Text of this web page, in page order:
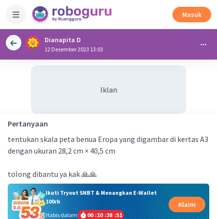
Masuk
Dianapita D
12 Desember 2023 13:03
Iklan
Pertanyaan
tentukan skala peta benua Eropa yang digambar di kertas A3
dengan ukuran 28,2 cm × 40,5 cm
tolong dibantu ya kak 🙏🙏
Ikuti Tryout SNBT & Menangkan E-Wallet
100rb
Habis dalam
00 :10 :38 :51
Klaim